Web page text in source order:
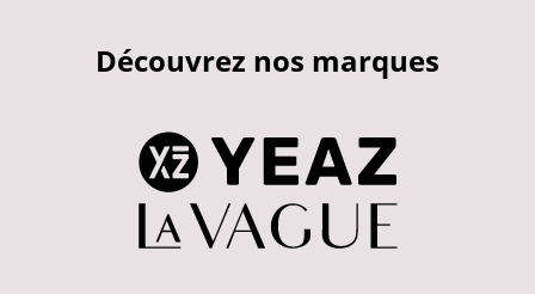
Découvrez nos marques